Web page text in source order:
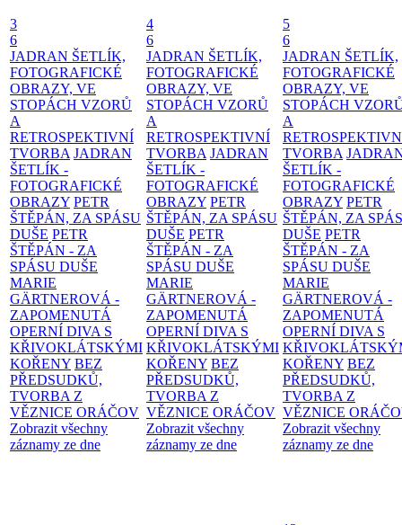
3
6
JADRAN ŠETLÍK,
FOTOGRAFICKÉ
OBRAZY, VE
STOPÁCH VZORŮ
A
RETROSPEKTIVNÍ
TVORBA JADRAN
ŠETLÍK -
FOTOGRAFICKÉ
OBRAZY PETR
ŠTĚPÁN, ZA SPÁSU
DUŠE PETR
ŠTĚPÁN - ZA
SPÁSU DUŠE
MARIE
GÄRTNEROVÁ -
ZAPOMENUTÁ
OPERNÍ DIVA S
KŘIVOKLÁTSKÝMI
KOŘENY BEZ
PŘEDSUDKŮ,
TVORBA Z
VĚZNICE ORÁČOV
Zobrazit všechny
záznamy ze dne
4
6
JADRAN ŠETLÍK,
FOTOGRAFICKÉ
OBRAZY, VE
STOPÁCH VZORŮ
A
RETROSPEKTIVNÍ
TVORBA JADRAN
ŠETLÍK -
FOTOGRAFICKÉ
OBRAZY PETR
ŠTĚPÁN, ZA SPÁSU
DUŠE PETR
ŠTĚPÁN - ZA
SPÁSU DUŠE
MARIE
GÄRTNEROVÁ -
ZAPOMENUTÁ
OPERNÍ DIVA S
KŘIVOKLÁTSKÝMI
KOŘENY BEZ
PŘEDSUDKŮ,
TVORBA Z
VĚZNICE ORÁČOV
Zobrazit všechny
záznamy ze dne
5
6
JADRAN ŠETLÍK,
FOTOGRAFICKÉ
OBRAZY, VE
STOPÁCH
A
TVORBA
ŠETLÍK -
FOTOGRAFICKÉ
OBRAZY PETR
ŠTĚPÁN, ZA
DUŠE PETR
ŠTĚPÁN - ZA
SPÁSU DUŠE
MARIE
GÄRTNEROVÁ -
ZAPOMENUTÁ
OPERNÍ DIVA S
KOŘENY BEZ
PŘEDSUDKŮ,
TVORBA Z
VĚZNICE
Zobrazit všechny
záznamy ze dne